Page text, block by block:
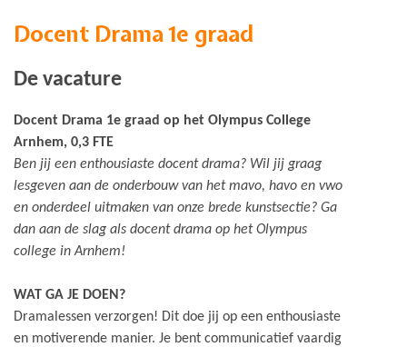
Vacature niet meer actief
Docent Drama 1e graad
De vacature
Docent Drama 1e graad op het Olympus College
Arnhem, 0,3 FTE
Ben jij een enthousiaste docent drama? Wil jij graag
lesgeven aan de onderbouw van het mavo, havo en vwo
en onderdeel uitmaken van onze brede kunstsectie? Ga
dan aan de slag als docent drama op het Olympus
college in Arnhem!
WAT GA JE DOEN?
Dramalessen verzorgen! Dit doe jij op een enthousiaste
en motiverende manier. Je bent communicatief vaardig